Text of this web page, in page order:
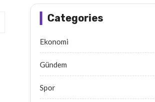
Categories
Ekonomi
Gündem
Spor